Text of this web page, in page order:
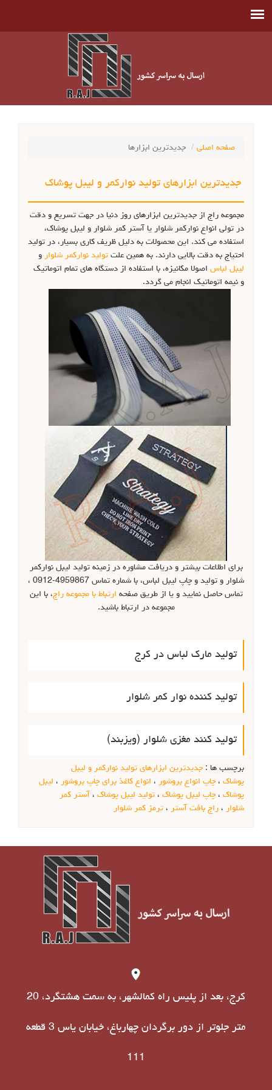
صفحه اصلی جدیدترین ابزارها
جدیدترین ابزارهای تولید نوارکمر و لیبل پوشاک
مجموعه راج از جدیدترین ابزارهای روز دنیا در جهت تسریع و دقت
در تولی انواع نوارکمر شلوار یا آستر کمر شلوار و لیبل پوشاک،
استفاده می کند. این محصولات به دلیل ظریف کاری بسیار، در تولید
احتیاج به دقت بالایی دارند. به همین علت تولید نوارکمر شلوار و
لیبل لباس اصولا مکانیزه، با استفاده از دستگاه های تمام اتوماتیک
و نیمه اتوماتیک انجام می گردد.
برای اطلاعات بیشتر و دریافت مشاوره در زمینه تولید لیبل نوارکمر
شلوار و تولید و چاپ لیبل لباس، با شماره تماس 4959867-0912 ،
تماس حاصل نمایید و یا از طریق صفحه ارتباط با مجموعه راج، با این
مجموعه در ارتباط باشید.
تولید مارک لباس در کرج
تولید کننده نوار کمر شلوار
تولید کنند مغزی شلوار (ویزبند)
برچسب ها : جدیدترین ابزارهای تولید نوارکمر و لیبل
پوشاک ، چاپ انواع بروشور ، انواع کاغذ برای چاَپ بروشور ، لیبل
پوشاک ، چاپ لیبل پوشاک ، تولید لیبل پوشاک ، آستر کمر
شلوار ، راج بافت آستر ، ترمز کمر شلوار
کرج، بعد از پلیس راه کمالشهر، به سمت هشتگرد، 20
متر جلوتر از دور برگردان چهارباغ، خیابان یاس 3 قطعه
111